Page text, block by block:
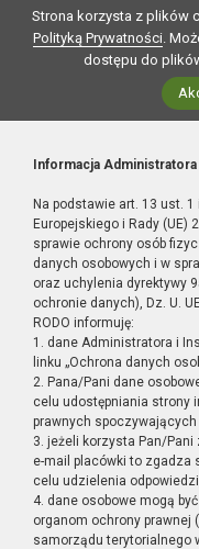
Strona korzysta z plików
Polityką Prywatności.
dostępu do
Informacja Administratora
Na podstawie art. 13 ust.
Europejskiego i Rady (UE)
sprawie ochrony osób
danych osobowych i w
oraz uchylenia dyrektywy
ochronie danych), Dz. U.
RODO informuję:
1. dane Administratora i
linku „Ochrona danych
2. Pana/Pani dane
celu udostępniania strony
prawnych
3. jeżeli korzysta Pan/
e-mail placówki to zgadza
celu udzielenia
4. dane osobowe mogą
organom ochrony prawnej
samorządu terytorialnego